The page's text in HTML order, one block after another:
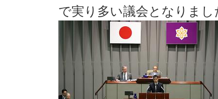
で実り多い議会となりまし